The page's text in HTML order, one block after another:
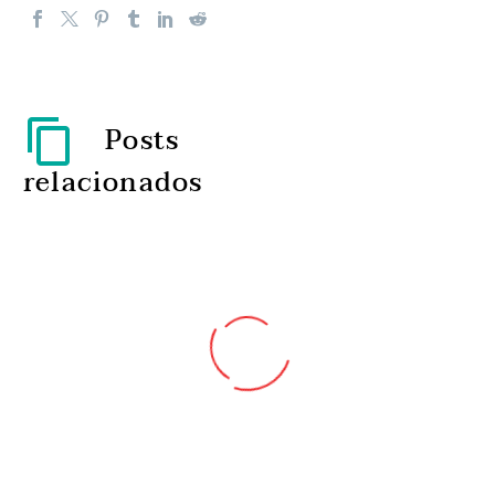
Posts
relacionados